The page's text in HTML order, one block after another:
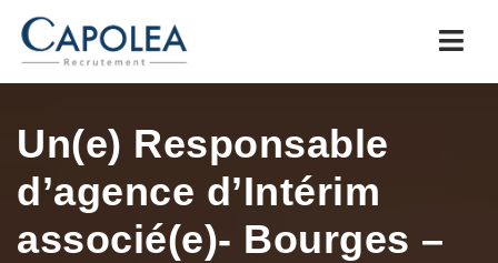
Un(e) Responsable
d’agence d’Intérim
associé(e)- Bourges –